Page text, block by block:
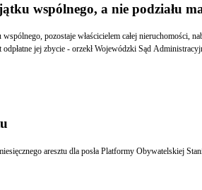
wspólnego, a nie podziału
nieruchomości dla ustalenia przychodu podatkowego ze źródła, jakim jest odpłatne jej zbycie - orzekł
aresztu dla posła Platformy Obywatelskiej